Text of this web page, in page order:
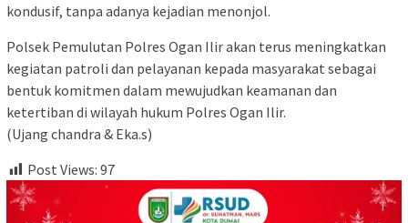
kondusif, tanpa adanya kejadian menonjol.
Polsek Pemulutan Polres Ogan Ilir akan terus meningkatkan
kegiatan patroli dan pelayanan kepada masyarakat sebagai
bentuk komitmen dalam mewujudkan keamanan dan
ketertiban di wilayah hukum Polres Ogan Ilir.
(Ujang chandra & Eka.s)
Post Views: 97